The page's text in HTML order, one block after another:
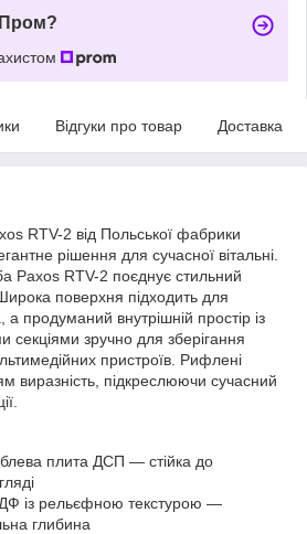
Пром?
Відгуки про товар Доставка
RTV-2 від Польської фабрики
рішення для сучасної вітальні.
Paxos RTV-2 поєднує стильний
поверхня підходить для
а продуманий внутрішній простір із
секціями зручно для зберігання
пристроїв. Рифлені
виразність, підкреслюючи сучасний
плита ДСП — стійка до
із рельєфною текстурою —
глибина